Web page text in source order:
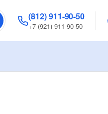
(812) 911-90-50
+7 (921) 911-90-50